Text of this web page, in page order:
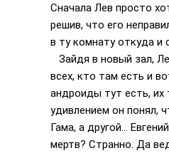
Сначала Лев просто
решив, что его
в ту комнату откуда и
Зайдя в новый зал,
всех, кто там есть и
андроиды тут есть,
удивлением он понял,
Гама, а другой…
мертв? Странно. Да